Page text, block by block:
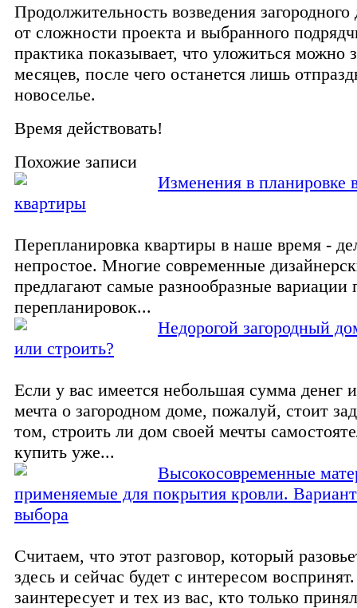
Продолжительность возведения загородного
от сложности проекта и выбранного
практика показывает, что уложиться можно
месяцев, после чего останется лишь
новоселье.
Время действовать!
Похожие записи
Изменения в планировке
квартиры
Перепланировка квартиры в наше время -
непростое. Многие современные
предлагают самые разнообразные вариации
перепланировок...
Недорогой загородный
или строить?
Если у вас имеется небольшая сумма денег
мечта о загородном доме, пожалуй, стоит
том, строить ли дом своей мечты
купить уже...
Высокосовременные
применяемые для покрытия кровли.
выбора
Считаем, что этот разговор, который
здесь и сейчас будет с интересом
заинтересует и тех из вас, кто только